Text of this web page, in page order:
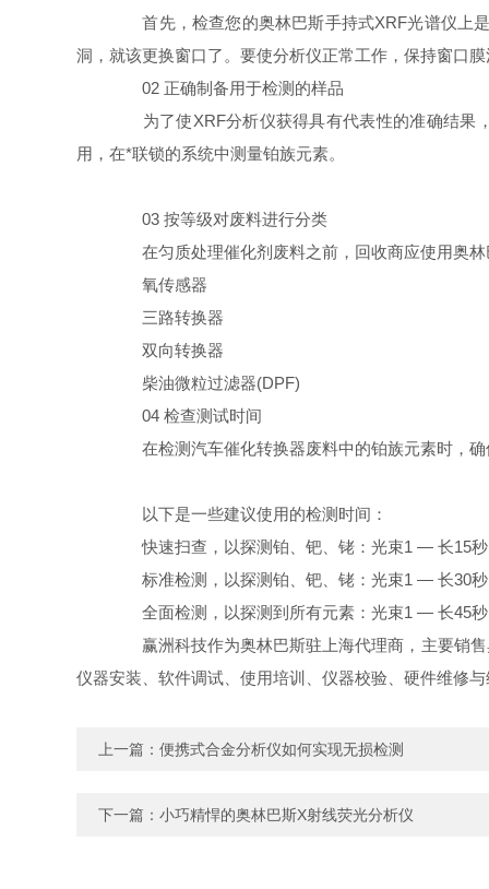
首先，检查您的奥林巴斯手持式XRF光谱仪上是
洞，就该更换窗口了。要使分析仪正常工作，保持窗口
02 正确制备用于检测的样品
为了使XRF分析仪获得具有代表性的准确结果，
用，在*联锁的系统中测量铂族元素。
03 按等级对废料进行分类
在匀质处理催化剂废料之前，回收商应使用奥林
氧传感器
三路转换器
双向转换器
柴油微粒过滤器(DPF)
04 检查测试时间
在检测汽车催化转换器废料中的铂族元素时，确
以下是一些建议使用的检测时间：
快速扫查，以探测铂、钯、铑：光束1 — 长15秒
标准检测，以探测铂、钯、铑：光束1 — 长30秒
全面检测，以探测到所有元素：光束1 — 长45秒
赢洲科技作为奥林巴斯驻上海代理商，主要销售
仪器安装、软件调试、使用培训、仪器校验、硬件维修
上一篇： 便携式合金分析仪如何实现无损检测
下一篇： 小巧精悍的奥林巴斯X射线荧光分析仪